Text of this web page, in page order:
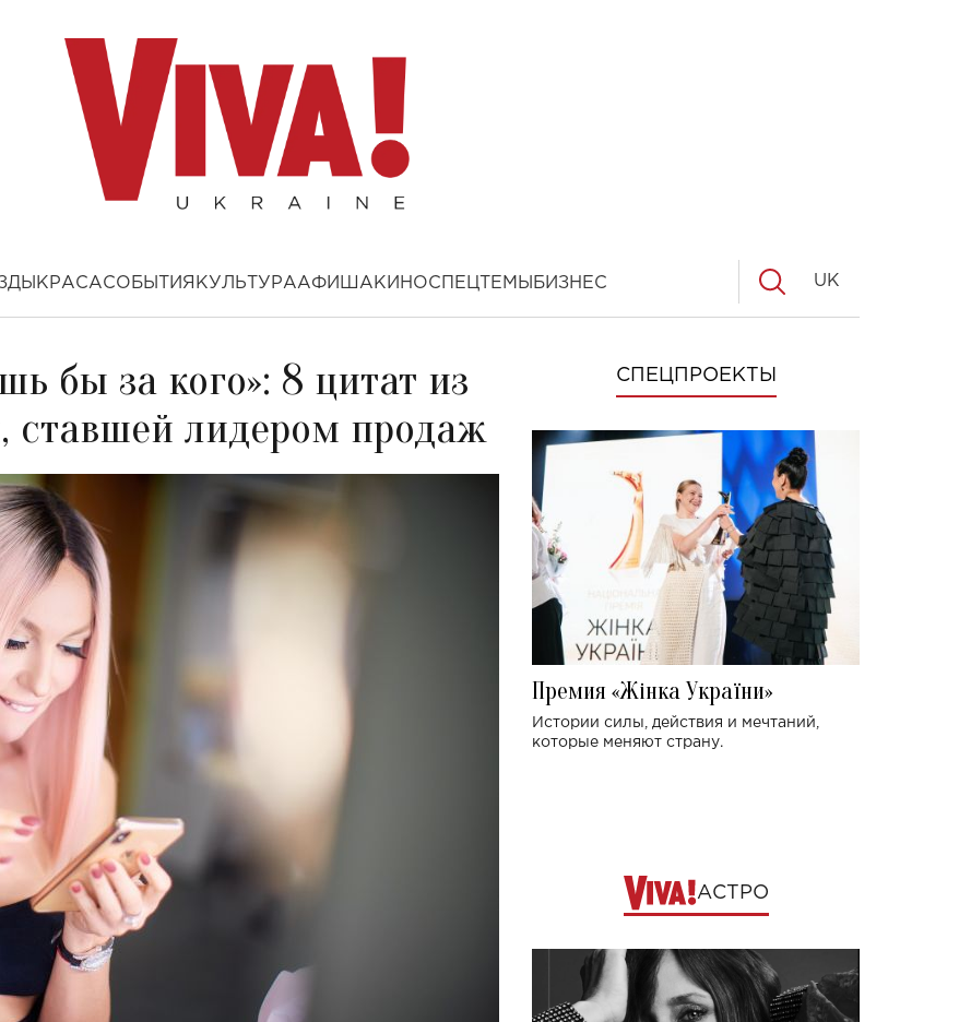
КРАСАСОБЫТИЯ КУЛЬТУРААФИША КИНОСПЕЦТЕМЫ БИЗНЕС UK
бы за кого»: 8 цитат из
ставшей лидером продаж
СПЕЦПРОЕКТЫ
Премия «Жінка України»
Истории силы, действия и мечтаний,
которые меняют страну.
АСТРО